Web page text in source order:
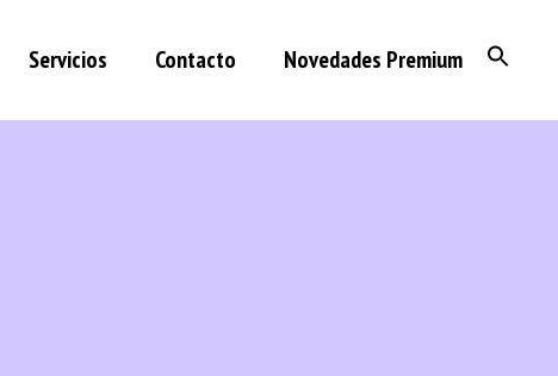
Servicios Contacto Novedades Premium